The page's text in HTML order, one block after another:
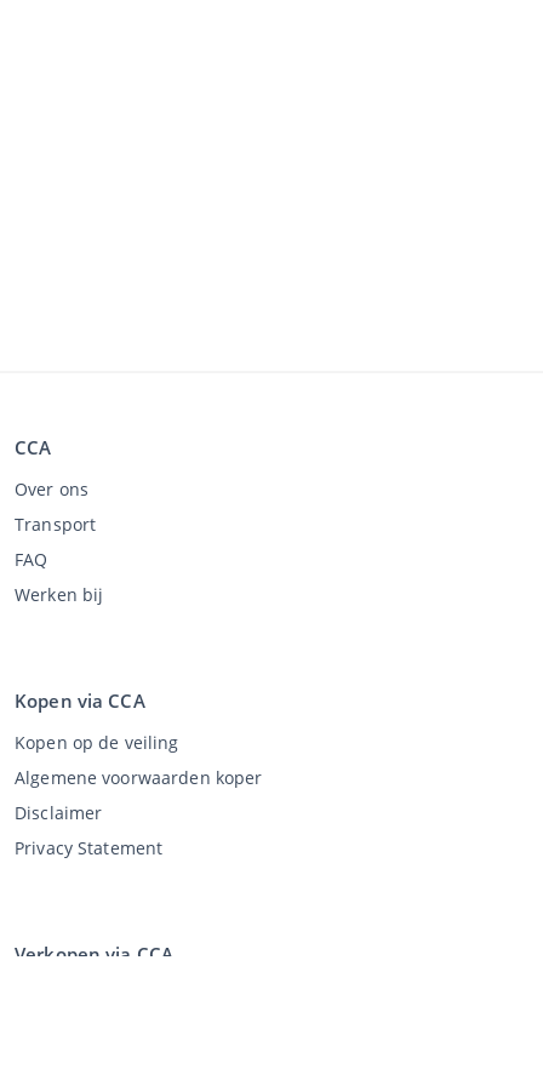
CCA
Over ons
Transport
FAQ
Werken bij
Kopen via CCA
Kopen op de veiling
Algemene voorwaarden koper
Disclaimer
Privacy Statement
Verkopen via CCA